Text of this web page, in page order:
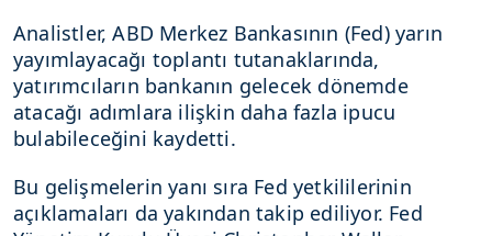
Analistler, ABD Merkez Bankasının (Fed) yarın
yayımlayacağı toplantı tutanaklarında,
yatırımcıların bankanın gelecek dönemde
atacağı adımlara ilişkin daha fazla ipucu
bulabileceğini kaydetti.
Bu gelişmelerin yanı sıra Fed yetkililerinin
açıklamaları da yakından takip ediliyor. Fed